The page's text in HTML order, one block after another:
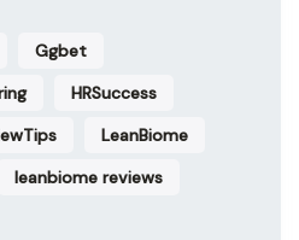
Ggbet
HRSuccess
LeanBiome
leanbiome reviews